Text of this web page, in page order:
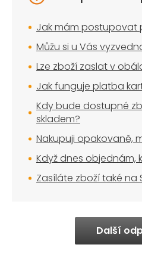
Jak mám postupovat
Můžu si u Vás
Lze zboží zaslat v
Jak funguje platba
Kdy bude dostupné
skladem?
Nakupuji opakovaně,
Když dnes objednám,
Zasíláte zboží také na
Další